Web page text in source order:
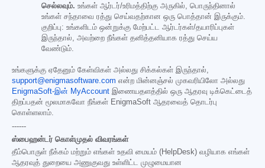
செல்லவும். உங்கள் ஆர்டர்/உரிமத்திற்கு அருகில், பொருந்தினால்
உங்கள் சந்தாவை ரத்து செய்வதற்கான ஒரு பொத்தான் இருக்கும்.
குறிப்பு: உங்களிடம் ஒன்றுக்கு மேற்பட்ட ஆர்டர்கள்/தயாரிப்புகள்
இருந்தால், அவற்றை நீங்கள் தனித்தனியாக ரத்து செய்ய
வேண்டும்.
உங்களுக்கு ஏதேனும் கேள்விகள் அல்லது சிக்கல்கள் இருந்தால்,
support@enigmasoftware.com என்ற மின்னஞ்சல் முகவரியிலோ அல்லது
EnigmaSoft-இன் MyAccount இணையதளத்தில் ஒரு ஆதரவு டிக்கெட்டைத்
திறப்பதன் மூலமாகவோ நீங்கள் EnigmaSoft ஆதரவைத் தொடர்பு
கொள்ளலாம்.
------
ஸ்பைஹன்டர் கொள்முதல் விவரங்கள்
தீம்பொருள் நீக்கம் மற்றும் எங்கள் உதவி மையம் (HelpDesk) வழியாக எங்கள்
ஆதரவுத் துறையை அணுகுவது உள்ளிட்ட முழுமையான